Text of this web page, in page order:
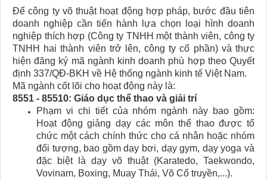
Để công ty võ thuật hoạt động hợp pháp, bước đầu tiên
doanh nghiệp cần tiến hành lựa chọn loại hình doanh
nghiệp thích hợp (Công ty TNHH một thành viên, công ty
TNHH hai thành viên trở lên, công ty cổ phần) và thực
hiện đăng ký mã ngành kinh doanh phù hợp theo Quyết
định 337/QĐ-BKH về Hệ thống ngành kinh tế Việt Nam.
Mã ngành cốt lõi cho hoạt động này là:
8551 - 85510: Giáo dục thể thao và giải trí
Phạm vi chi tiết của nhóm ngành này bao gồm:
Hoạt động giảng dạy các môn thể thao được tổ
chức một cách chính thức cho cá nhân hoặc nhóm
đối tượng, bao gồm dạy bơi, dạy gym, dạy yoga và
đặc biệt là dạy võ thuật (Karatedo, Taekwondo,
Vovinam, Boxing, Muay Thái, Võ Cổ truyền,...).